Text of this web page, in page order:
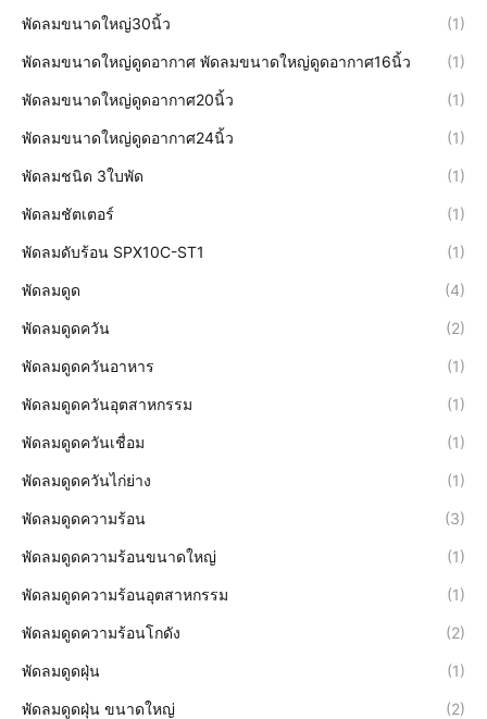
พัดลมขนาดใหญ่30นิ้ว (1)
พัดลมขนาดใหญ่ดูดอากาศ พัดลมขนาดใหญ่ดูดอากาศ16นิ้ว (1)
พัดลมขนาดใหญ่ดูดอากาศ20นิ้ว (1)
พัดลมขนาดใหญ่ดูดอากาศ24นิ้ว (1)
พัดลมชนิด 3ใบพัด (1)
พัดลมชัตเตอร์ (1)
พัดลมดับร้อน SPX10C-ST1 (1)
พัดลมดูด (4)
พัดลมดูดควัน (2)
พัดลมดูดควันอาหาร (1)
พัดลมดูดควันอุตสาหกรรม (1)
พัดลมดูดควันเชื่อม (1)
พัดลมดูดควันไก่ย่าง (1)
พัดลมดูดความร้อน (3)
พัดลมดูดความร้อนขนาดใหญ่ (1)
พัดลมดูดความร้อนอุตสาหกรรม (1)
พัดลมดูดความร้อนโกดัง (2)
พัดลมดูดฝุ่น (1)
พัดลมดูดฝุ่น ขนาดใหญ่ (2)